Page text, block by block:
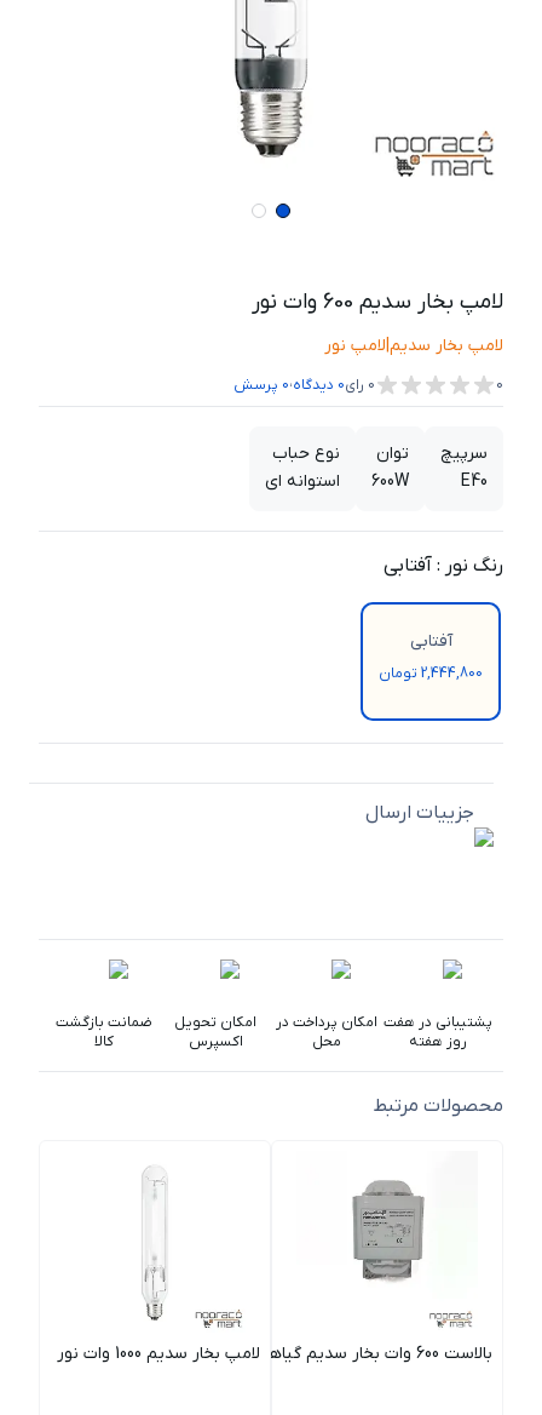
لامپ بخار سدیم 600 وات نور
لامپ بخار سدیم|لامپ نور
0
0 رای0 دیدگاه،0 پرسش
سرپیچ
E40
توان
600W
نوع حباب
استوانه ای
رنگ نور : آفتابی
آفتابی
2,444,800 تومان
جزییات ارسال
پشتیبانی در هفت
روز هفته
امکان پرداخت در
محل
امکان تحویل
اکسپرس
ضمانت بازگشت
کالا
محصولات مرتبط
بالاست 600 وات بخار سدیم گیاهی لامپ نور لامپ بخار سدیم 1000 وات نور